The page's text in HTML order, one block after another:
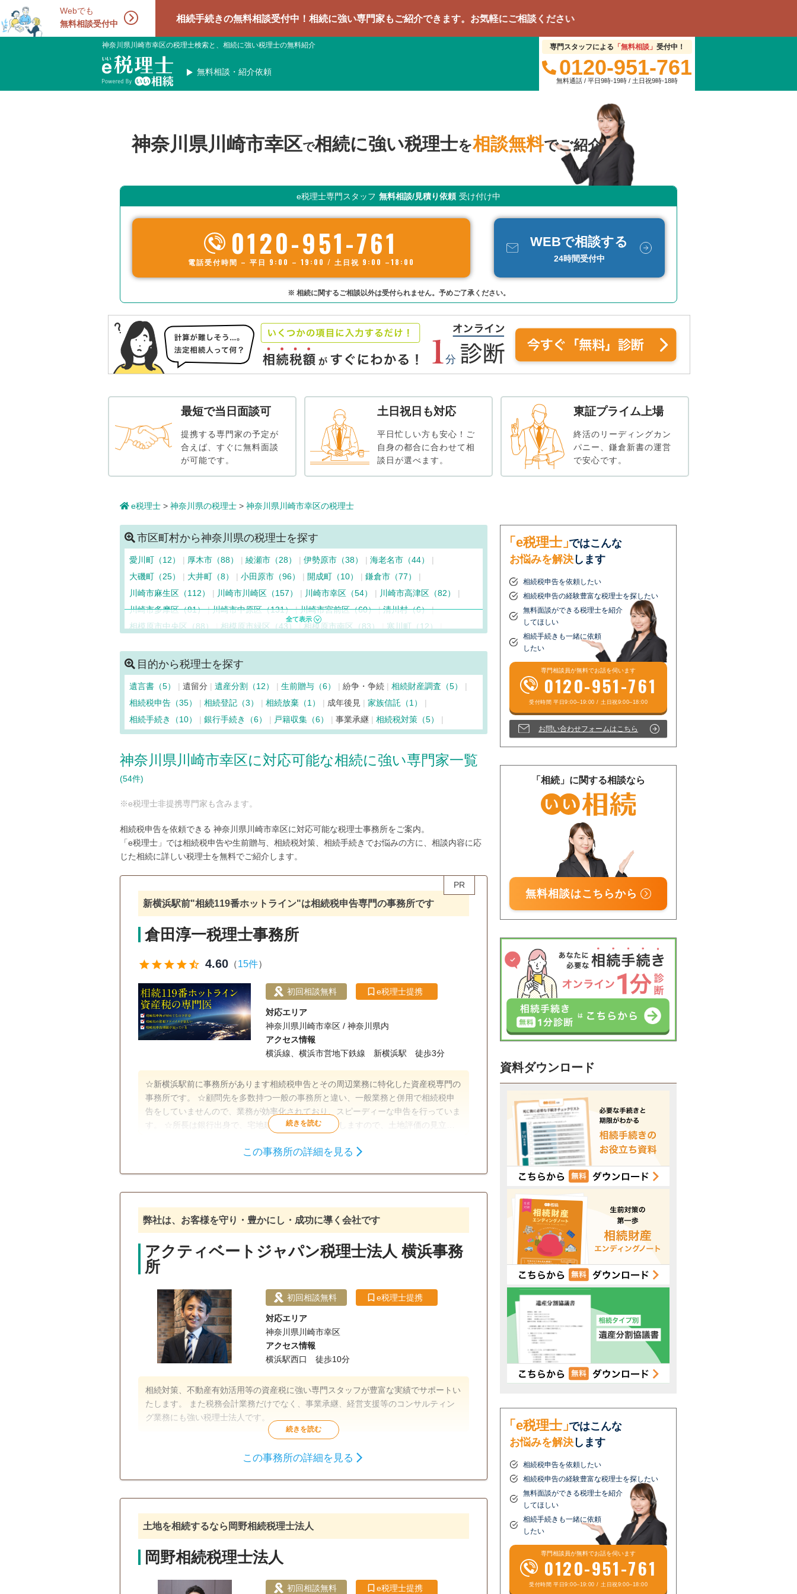
Webでも
無料相談受付中
相続手続きの無料相談受付中！相続に強い専門家もご紹介できます。お気軽にご相談ください
神奈川県川崎市幸区の税理士検索と、相続に強い税理士の無料紹介
無料相談・紹介依頼
専門スタッフによる 「無料相談」 受付中！
0120-951-761
無料通話 / 平日9時-19時 / 土日祝9時-18時
神奈川県川崎市幸区で相続に強い税理士を相談無料でご紹介
e税理士専門スタッフ 無料相談/見積り依頼 受け付け中
0120-951-761
電話受付時間 – 平日 9:00 – 19:00 / 土日祝 9:00 –18:00
WEBで相談する
24時間受付中
※ 相続に関するご相談以外は受付られません。予めご了承ください。
最短で当日面談可
提携する専門家の予定が
合えば、すぐに無料面談
が可能です。
土日祝日も対応
平日忙しい方も安心！ご
自身の都合に合わせて相
談日が選べます。
東証プライム上場
終活のリーディングカン
パニー、鎌倉新書の運営
で安心です。
e税理士 > 神奈川県の税理士 > 神奈川県川崎市幸区の税理士
市区町村から神奈川県の税理士を探す
愛川町（12） 厚木市（88） 綾瀬市（28） 伊勢原市（38）
海老名市（44）
大磯町（25）
大井町（8） 小田原市（96） 開成町（10）
鎌倉市（77）
川崎市麻生区（112）
川崎市川崎区（157） 川崎市幸区（54）
川崎市高津区（82）
川崎市多摩区（81） 川崎市中原区（131） 川崎市宮前区（60） 清川村（6）
相模原市中央区（88）
相模原市緑区（43） 相模原市南区（83）
寒川町（12）
秦野市（36） 葉山町（24）
三浦市（33） 南足柄市（17） 山北町（6） 大和市（82） 湯河原町（15）
横須賀市（128） 横浜市青葉区（119） 横浜市旭区（55）
横浜市泉区（56）
横浜市磯子区（62） 横浜市神奈川区（185） 横浜市金沢区（69） 横浜市港南区（97）
横浜市港北区（160） 横浜市栄区（62） 横浜市瀬谷区（26）
横浜市都筑区（62）
横浜市保土ケ谷区（90） 横浜市緑区（71） 横浜市南区（134）
目的から税理士を探す
遺言書（5） 遺留分 遺産分割（12） 生前贈与（6） 紛争・争続
相続財産調査（5）
相続税申告（35）
相続登記（3） 相続放棄（1） 成年後見
家族信託（1）
相続手続き（10）
銀行手続き（6） 戸籍収集（6） 事業承継 相続税対策（5）
神奈川県川崎市幸区に対応可能な相続に強い専門家一覧
(54件)
※e税理士非提携専門家も含みます。
相続税申告を依頼できる 神奈川県川崎市幸区に対応可能な税理士事務所をご案内。
「e税理士」では相続税申告や生前贈与、相続税対策、相続手続きでお悩みの方に、相談内容に応
じた相続に詳しい税理士を無料でご紹介します。
PR
新横浜駅前"相続119番ホットライン"は相続税申告専門の事務所です
倉田淳一税理士事務所
starstarstarstarstar_half 4.60 （15件）
初回相談無料 e税理士提携
対応エリア
神奈川県川崎市幸区 / 神奈川県内
アクセス情報
横浜線、横浜市営地下鉄線 新横浜駅 徒歩3分
☆新横浜駅前に事務所があります相続税申告とその周辺業務に特化した資産税専門の
事務所です。 ☆顧問先を多数持つ一般の事務所と違い、一般業務と併用で相続税申
告をしていませんので、業務が効率化されており、スピーディーな申告を行っていま
す。 ☆所長は銀行出身で、宅地建物取引士資格も有しますので、土地評価の見立て
頼りになる事務所です。 ☆仕事が忙しい方には土日や夜間の面談行っていますし、
要望に沿った申告ができます。 ☆令和5年には相鉄線が新横浜に乗り入れ東横線とも
接続しますので、より一層便利になります。 ☆事務所設立の趣旨に鑑み相続人間で
の係争案件はお取り扱いしていません。
生前贈与 相続財産調査 相続税申告
オンライン面談可 事務所面談可
この事務所の詳細を見る
弊社は、お客様を守り・豊かにし・成功に導く会社です
アクティベートジャパン税理士法人 横浜事務
所
初回相談無料 e税理士提携
対応エリア
神奈川県川崎市幸区
アクセス情報
横浜駅西口 徒歩10分
相続対策、不動産有効活用等の資産税に強い専門スタッフが豊富な実績でサポートい
たします。 また税務会計業務だけでなく、事業承継、経営支援等のコンサルティン
グ業務にも強い税理士法人です。
相続税申告 相続手続き
この事務所の詳細を見る
土地を相続するなら岡野相続税理士法人
岡野相続税理士法人
初回相談無料 e税理士提携
「e税理士」ではこんな
お悩みを解決 します
相続税申告を依頼したい
相続税申告の経験豊富な税理士を探したい
無料面談ができる税理士を紹介
してほしい
相続手続きも一緒に依頼
したい
専門相談員が無料でお話を伺います
0120-951-761
受付時間 平日9:00–19:00 / 土日祝9:00–18:00
お問い合わせフォームはこちら
「相続」に関する相談なら
無料相談はこちらから
資料ダウンロード
「e税理士」ではこんな
お悩みを解決 します
相続税申告を依頼したい
相続税申告の経験豊富な税理士を探したい
無料面談ができる税理士を紹介
してほしい
相続手続きも一緒に依頼
したい
専門相談員が無料でお話を伺います
0120-951-761